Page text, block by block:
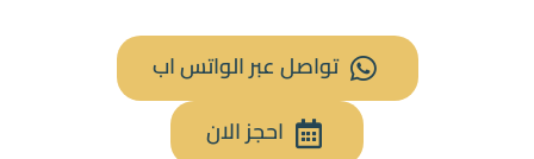
تواصل عبر الواتس اب
احجز الان